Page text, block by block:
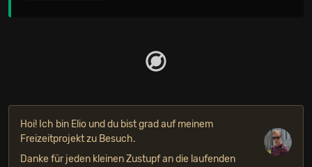
Hoi! Ich bin Elio und du bist grad auf meinem
Freizeitprojekt zu Besuch.
Danke für jeden kleinen Zustupf an die laufenden